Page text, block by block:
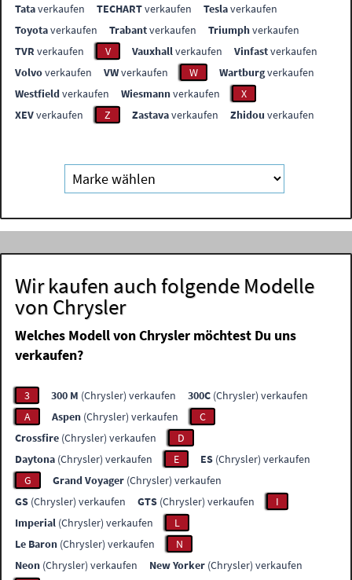
Tataverkaufen TECHARTverkaufen Teslaverkaufen
Toyotaverkaufen Trabantverkaufen Triumphverkaufen
TVR verkaufen V Vauxhallverkaufen Vinfastverkaufen
Volvoverkaufen VWverkaufen W Wartburgverkaufen
Westfieldverkaufen Wiesmannverkaufen
X
XEVverkaufen Z Zastavaverkaufen Zhidou verkaufen
Wir kaufen auch folgende Modelle
von Chrysler
Welches Modell von Chrysler möchtest Du uns
verkaufen?
3 300 M (Chrysler) verkaufen 300C (Chrysler) verkaufen
A
Aspen (Chrysler) verkaufen
C
Crossfire (Chrysler) verkaufen
D
Daytona (Chrysler) verkaufen E ES (Chrysler) verkaufen
G
Grand Voyager (Chrysler) verkaufen
GS (Chrysler) verkaufen GTS (Chrysler) verkaufen
I
Imperial (Chrysler) verkaufen
L
Le Baron (Chrysler) verkaufen
N
Neon (Chrysler) verkaufen New Yorker (Chrysler) verkaufen